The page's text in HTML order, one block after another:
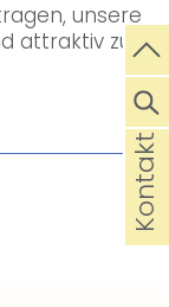
unsere
attraktiv zu
Kontakt